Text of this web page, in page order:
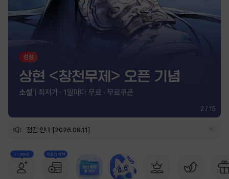
2 / 15
점검 안내 [2026.08.11]
+1,000원 첫충전 혜택